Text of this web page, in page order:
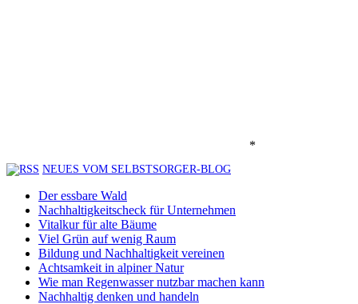
*
NEUES VOM SELBSTSORGER-BLOG
Der essbare Wald
Nachhaltigkeitscheck für Unternehmen
Vitalkur für alte Bäume
Viel Grün auf wenig Raum
Bildung und Nachhaltigkeit vereinen
Achtsamkeit in alpiner Natur
Wie man Regenwasser nutzbar machen kann
Nachhaltig denken und handeln